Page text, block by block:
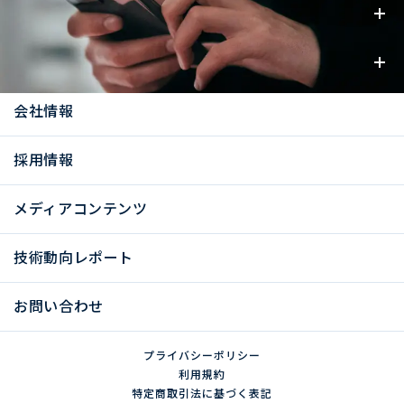
事業内容
お知らせ
会社情報
採用情報
メディアコンテンツ
技術動向レポート
お問い合わせ
プライバシーポリシー
利用規約
特定商取引法に基づく表記